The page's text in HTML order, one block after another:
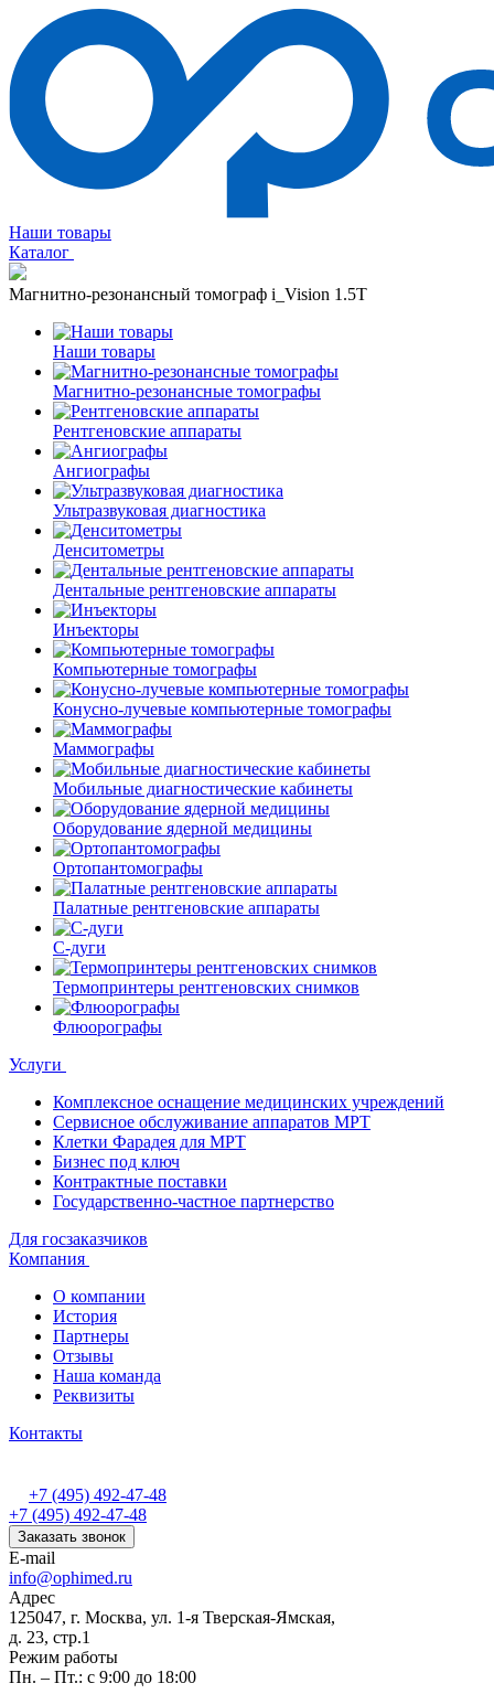
Наши товары
Каталог
Магнитно-резонансный томограф i_Vision 1.5T
Наши товары
Магнитно-резонансные томографы
Рентгеновские аппараты
Ангиографы
Ультразвуковая диагностика
Денситометры
Дентальные рентгеновские аппараты
Инъекторы
Компьютерные томографы
Конусно-лучевые компьютерные томографы
Маммографы
Мобильные диагностические кабинеты
Оборудование ядерной медицины
Ортопантомографы
Палатные рентгеновские аппараты
С-дуги
Термопринтеры рентгеновских снимков
Флюорографы
Услуги
Комплексное оснащение медицинских учреждений
Сервисное обслуживание аппаратов МРТ
Клетки Фарадея для МРТ
Бизнес под ключ
Контрактные поставки
Государственно-частное партнерство
Для госзаказчиков
Компания
О компании
История
Партнеры
Отзывы
Наша команда
Реквизиты
Контакты
+7 (495) 492-47-48
+7 (495) 492-47-48
Заказать звонок
E-mail
info@ophimed.ru
Адрес
125047, г. Москва, ул. 1-я Тверская-Ямская,
д. 23, стр.1
Режим работы
Пн. – Пт.: с 9:00 до 18:00